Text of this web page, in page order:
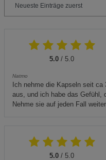
5.0 / 5.0
Natmo
Ich nehme die Kapseln seit ca
aus, und ich habe das Gefühl,
Nehme sie auf jeden Fall
5.0 / 5.0